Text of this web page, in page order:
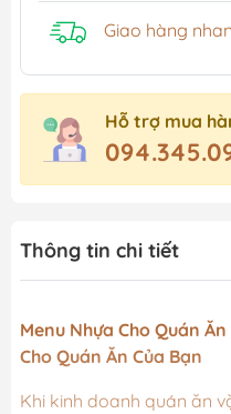
Giao hàng
Hỗ trợ mua
Thông tin chi tiết
Menu Nhựa Cho Quán
Cho Quán Ăn Của Bạn
Khi kinh doanh quán ăn